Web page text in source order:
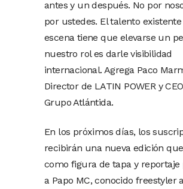
antes y un después. No por
por ustedes. El talento
escena tiene que elevarse un
nuestro rol es darle visibilidad
internacional. Agrega Paco
Director de LATIN POWER y
Grupo Atlántida.
En los próximos días, los
recibirán una nueva edición
como figura de tapa y reportaje
a Papo MC, conocido freestyler